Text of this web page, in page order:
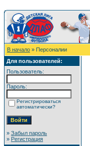
В начало » Персоналии
Для пользователей:
Пользователь:
Пароль:
Регистрироваться
автоматически?
» Забыл пароль
» Регистрация